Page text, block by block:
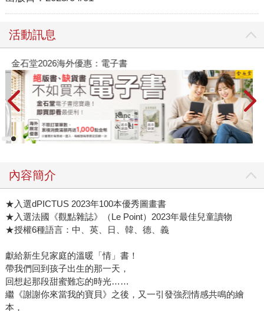
活動訊息
金石堂2026海外優惠：電子書
內容簡介
★入選dPICTUS 2023年100本優秀圖畫書
★入選法國《觀點雜誌》（Le Point）2023年最佳兒童讀物
★授權6種語言：中、英、日、韓、德、義
獻給新生兒家庭的溫暖「情」書！
帶我們回到孩子出生的那一天，
回想起那段甜蜜難忘的時光……
繼《謝謝你來當我的寶貝》之後，又一引發強烈情感共鳴的繪
本，